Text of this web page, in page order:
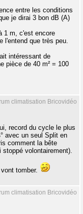
entre les conditions
je dirai 3 bon dB (A)
1 m, c'est encore
l'entend que très peu.
intéressant de
pièce de 40 m² = 100
climatisation Bricovidéo
record du cycle le plus
avec un seul Split en
comment la bête
volontairement).
tomber.
climatisation Bricovidéo